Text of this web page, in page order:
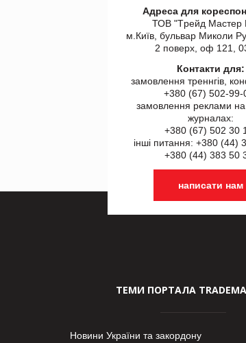
Адреса для
ТОВ "Tрейд Мастер
м.Київ, бульвар Миколи
2 поверх, оф 121,
Контакти для:
замовлення треннгів,
+380 (67) 502-99-
замовлення реклами на
журналах:
+380 (67) 502 30
інші питання: +380 (44)
+380 (44) 383 50
написати нам
ТЕМИ ПОРТАЛА
Новини України та закордону